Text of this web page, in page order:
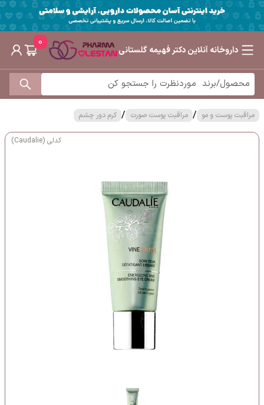
داروخانه آنلاین دکتر فهیمه گلستانی
0
مراقبت پوست و مو / مراقبت پوست صورت / کرم دور چشم
کدلی (Caudalie)